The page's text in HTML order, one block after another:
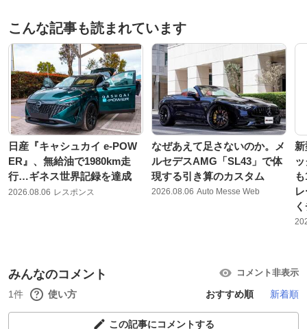
こんな記事も読まれています
日産『キャシュカイ e-POW
ER』、無給油で1980km走
行…ギネス世界記録を達成
2026.08.06 レスポンス
なぜあえて足さないのか。メ
ルセデスAMG「SL43」で体
現する引き算のカスタム
2026.08.06 Auto Messe Web
みんなのコメント コメント非表示
1件 使い方 おすすめ順 新着順
この記事にコメントする